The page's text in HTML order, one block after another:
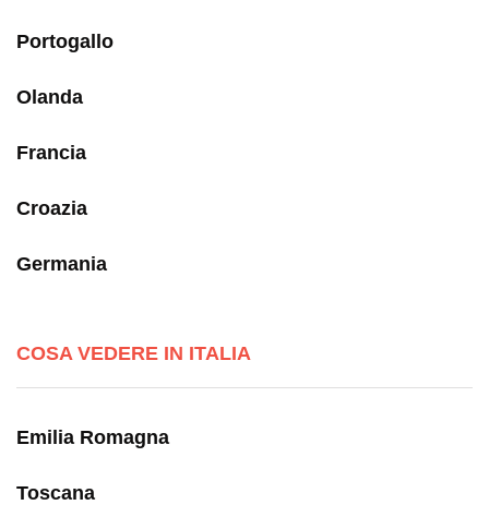
Portogallo
Olanda
Francia
Croazia
Germania
COSA VEDERE IN ITALIA
Emilia Romagna
Toscana